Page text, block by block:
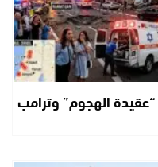
الهجوم” وترامب